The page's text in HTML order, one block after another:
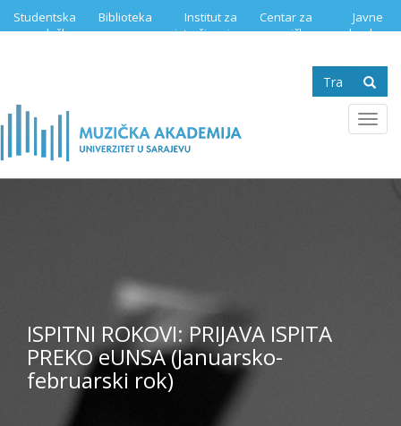
Studentska
služba
Biblioteka
Institut za
istraživanje
Centar za
muzičku
Javne
nabavke
Search
form
ISPITNI ROKOVI: PRIJAVA ISPITA
PREKO eUNSA (Januarsko-
februarski rok)